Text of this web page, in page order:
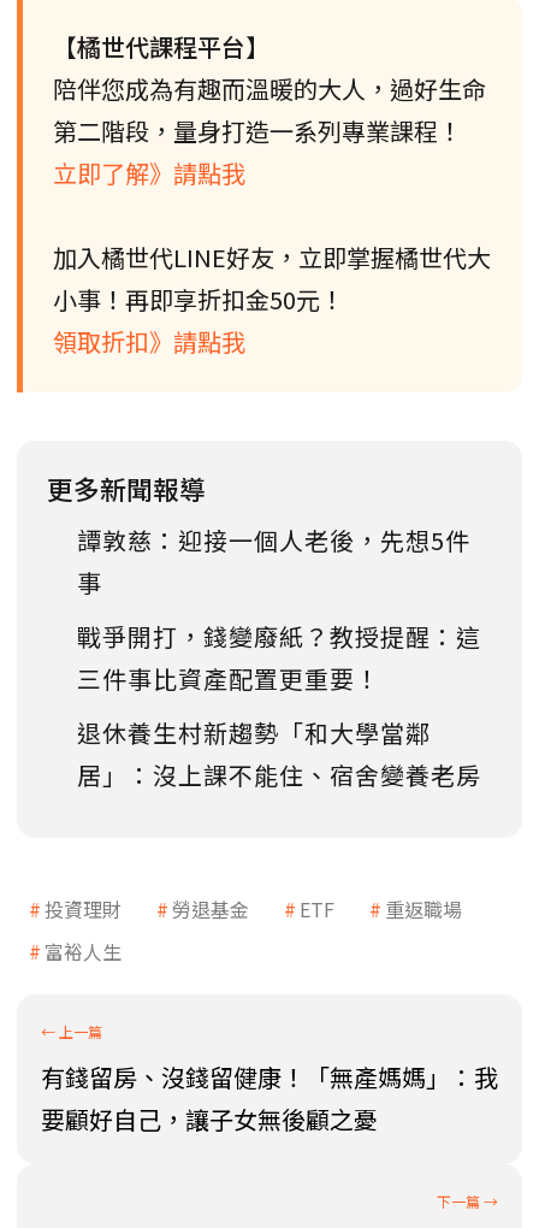
【橘世代課程平台】
陪伴您成為有趣而溫暖的大人，過好生命
第二階段，量身打造一系列專業課程！
立即了解》請點我
加入橘世代LINE好友，立即掌握橘世代大
小事！再即享折扣金50元！
領取折扣》請點我
更多新聞報導
譚敦慈：迎接一個人老後，先想5件
事
戰爭開打，錢變廢紙？教授提醒：這
三件事比資產配置更重要！
退休養生村新趨勢「和大學當鄰
居」：沒上課不能住、宿舍變養老房
投資理財 勞退基金 ETF
重返職場
富裕人生
有錢留房、沒錢留健康！「無產媽媽」：我
要顧好自己，讓子女無後顧之憂